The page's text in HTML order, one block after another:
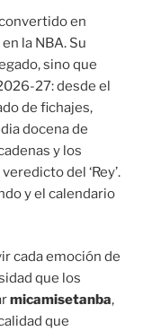
en
en la NBA. Su
sino que
27: desde el
de fichajes,
docena de
y los
del ‘Rey’.
y el calendario
cada emoción de
que los
micamisetanba,
que